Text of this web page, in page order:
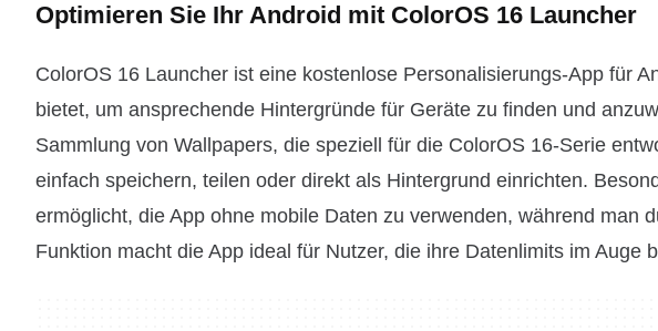
Optimieren Sie Ihr Android mit ColorOS 16 Launcher
ColorOS 16 Launcher ist eine kostenlose Personalisierungs-App für
bietet, um ansprechende Hintergründe für Geräte zu finden und
Sammlung von Wallpapers, die speziell für die ColorOS 16-Serie
einfach speichern, teilen oder direkt als Hintergrund einrichten.
ermöglicht, die App ohne mobile Daten zu verwenden, während man
Funktion macht die App ideal für Nutzer, die ihre Datenlimits im Auge